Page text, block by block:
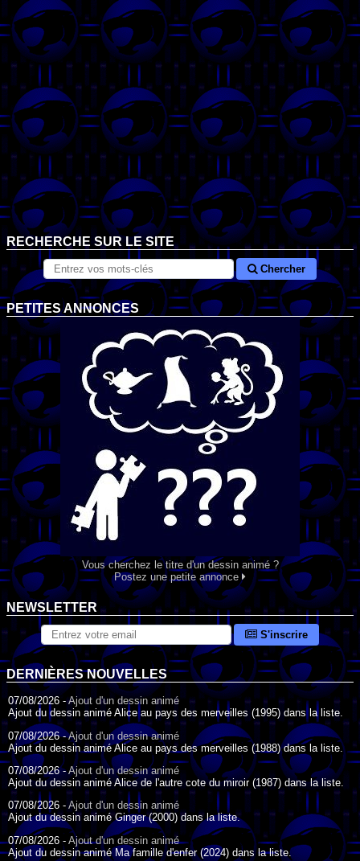
RECHERCHE SUR LE SITE
Chercher
PETITES ANNONCES
Vous cherchez le titre d'un dessin animé ?
Postez une petite annonce
NEWSLETTER
S'inscrire
DERNIÈRES NOUVELLES
07/08/2026 -Ajout d'un dessin animé
Ajout du dessin animé Alice au pays des merveilles (1995) dans la liste.
07/08/2026 -Ajout d'un dessin animé
Ajout du dessin animé Alice au pays des merveilles (1988) dans la liste.
07/08/2026 -Ajout d'un dessin animé
Ajout du dessin animé Alice de l'autre cote du miroir (1987) dans la liste.
07/08/2026 - Ajout d'un dessin animé
Ajout du dessin animé Ginger (2000) dans la liste.
07/08/2026 - Ajout d'un dessin animé
Ajout du dessin animé Ma famille d'enfer (2024) dans la liste.